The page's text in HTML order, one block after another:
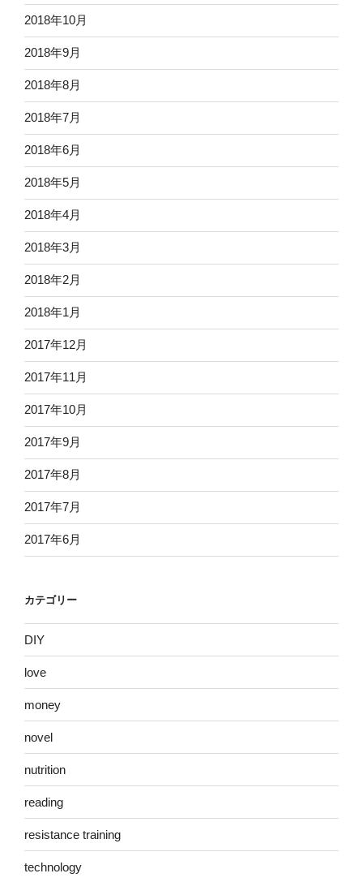
2018年10月
2018年9月
2018年8月
2018年7月
2018年6月
2018年5月
2018年4月
2018年3月
2018年2月
2018年1月
2017年12月
2017年11月
2017年10月
2017年9月
2017年8月
2017年7月
2017年6月
カテゴリー
DIY
love
money
novel
nutrition
reading
resistance training
technology